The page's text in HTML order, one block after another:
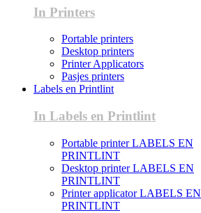
In Printers
Portable printers
Desktop printers
Printer Applicators
Pasjes printers
Labels en Printlint
In Labels en Printlint
Portable printer LABELS EN
PRINTLINT
Desktop printer LABELS EN
PRINTLINT
Printer applicator LABELS EN
PRINTLINT